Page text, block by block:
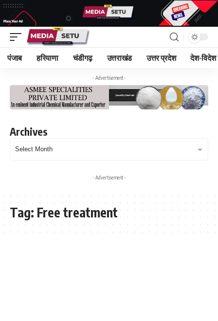
पंजाब हरियाणा चंडीगढ़ उत्तराखंड उत्तर प्रदेश देश-विदेश
- Advertisement -
Archives
- Advertisement -
Tag: Free treatment